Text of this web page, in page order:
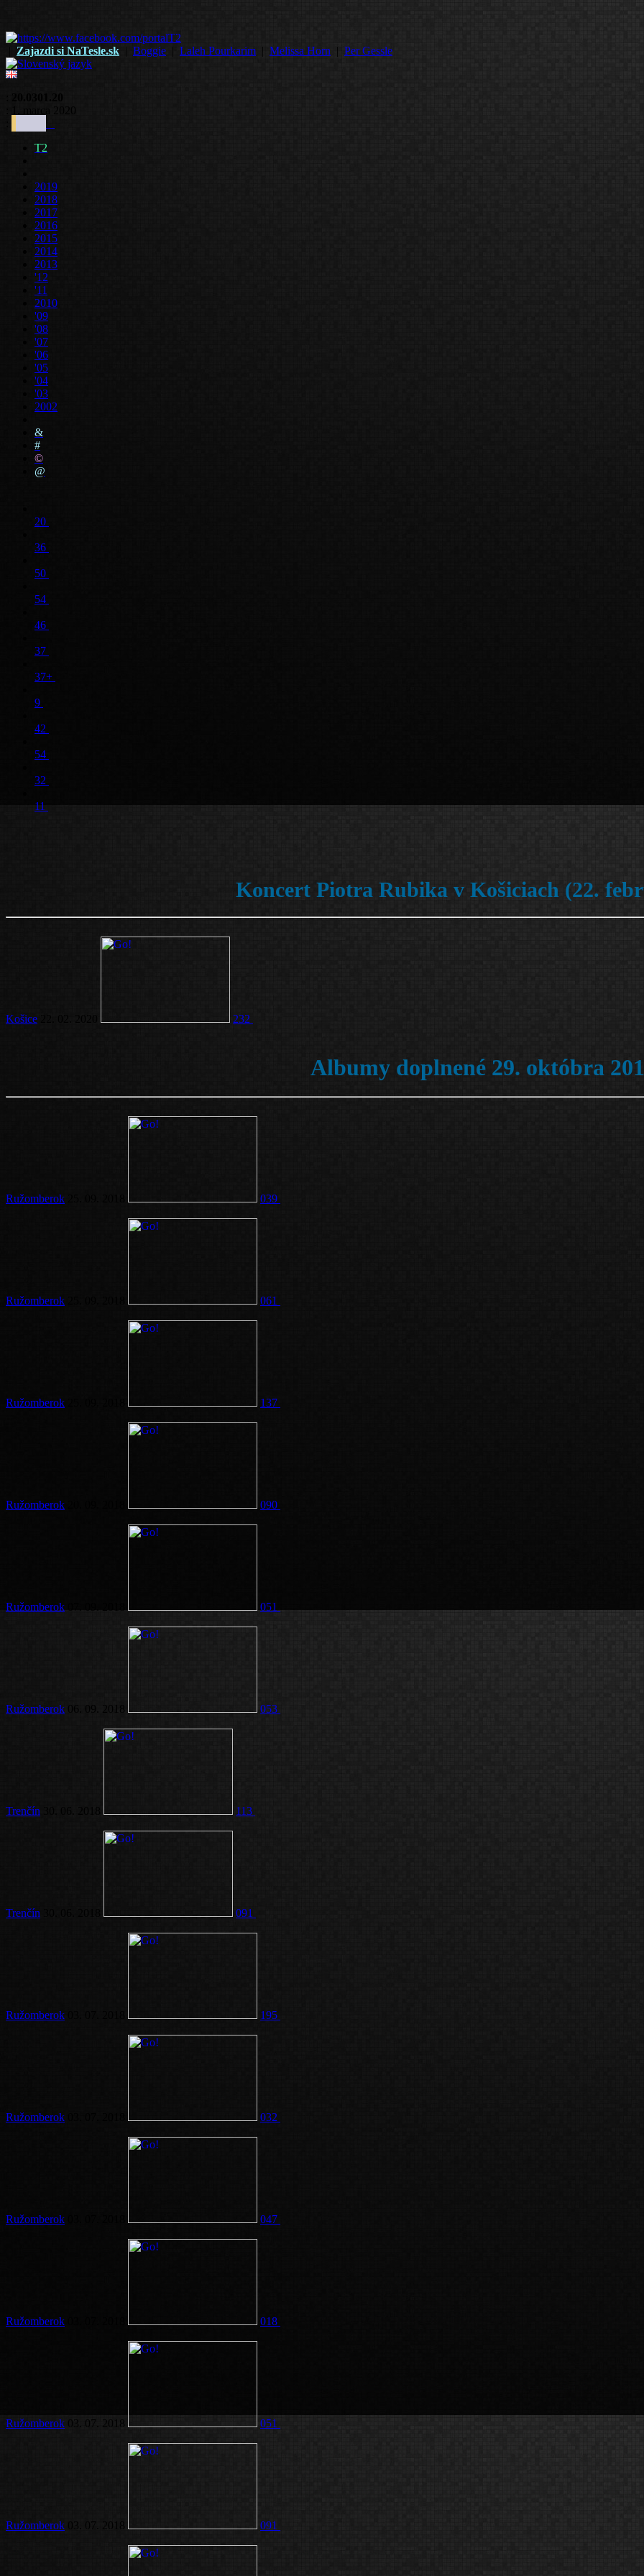
Zajazdi si NaTesle.sk Boggie Laleh Pourkarim | Melissa Horn | Per Gessle
T2
2019
2018
2017
2016
2015
2014
2013
'12
'11
2010
'09
'08
'07
'06
'05
'04
'03
2002
&
#
©
@
20
36
50
54
46
37
37+
9
42
54
32
11
Koncert Piotra Rubika v Košiciach (22.
Košice 232
Albumy doplnené 29. októbra
Ružomberok 039
Ružomberok 061
Ružomberok 137
Ružomberok 090
Ružomberok 051
Ružomberok 053
Trenčín 113
Trenčín 091
Ružomberok 195
Ružomberok 032
Ružomberok 047
Ružomberok 018
Ružomberok 03. 07. 2018 051
Ružomberok 091